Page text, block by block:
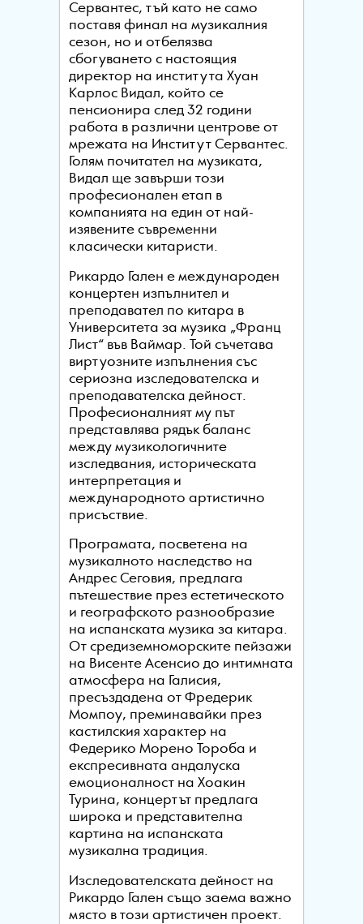
Сервантес, тъй като не само
поставя финал на музикалния
сезон, но и отбелязва
сбогуването с настоящия
директор на института Хуан
Карлос Видал, който се
пенсионира след 32 години
работа в различни центрове от
мрежата на Институт Сервантес.
Голям почитател на музиката,
Видал ще завърши този
професионален етап в
компанията на един от най-
изявените съвременни
класически китаристи.
Рикардо Гален е международен
концертен изпълнител и
преподавател по китара в
Университета за музика „Франц
Лист“ във Ваймар. Той съчетава
виртуозните изпълнения със
сериозна изследователска и
преподавателска дейност.
Професионалният му път
представлява рядък баланс
между музикологичните
изследвания, историческата
интерпретация и
международното артистично
присъствие.
Програмата, посветена на
музикалното наследство на
Андрес Сеговия, предлага
пътешествие през естетическото
и географското разнообразие
на испанската музика за китара.
От средиземноморските пейзажи
на Висенте Асенсио до интимната
атмосфера на Галисия,
пресъздадена от Фредерик
Момпоу, преминавайки през
кастилския характер на
Федерико Морено Тороба и
експресивната андалуска
емоционалност на Хоакин
Турина, концертът предлага
широка и представителна
картина на испанската
музикална традиция.
Изследователската дейност на
Рикардо Гален също заема важно
място в този артистичен проект.